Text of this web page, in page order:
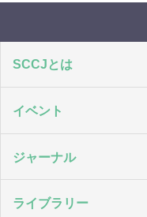
SCCJとは
イベント
ジャーナル
ライブラリー